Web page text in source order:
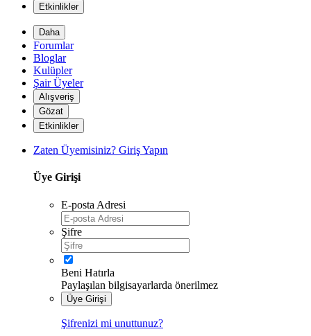
Etkinlikler
Daha
Forumlar
Bloglar
Kulüpler
Şair Üyeler
Alışveriş
Gözat
Etkinlikler
Zaten Üyemisiniz? Giriş Yapın
Üye Girişi
E-posta Adresi
Şifre
Beni Hatırla
Paylaşılan bilgisayarlarda önerilmez
Üye Girişi
Şifrenizi mi unuttunuz?
*